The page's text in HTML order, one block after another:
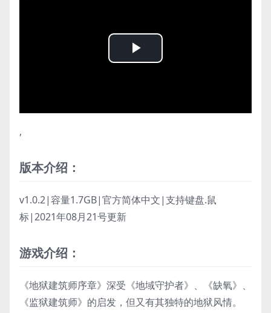
Play
,
版本介绍：
v1.0.2|容量1.7GB|官方简体中文|支持键盘.鼠
标|2021年08月21号更新
游戏介绍：
《地狱建筑师序章》深受《地域守护者》、《缺氧》、
《监狱建筑师》的启发，但又有其独特的地狱风情。